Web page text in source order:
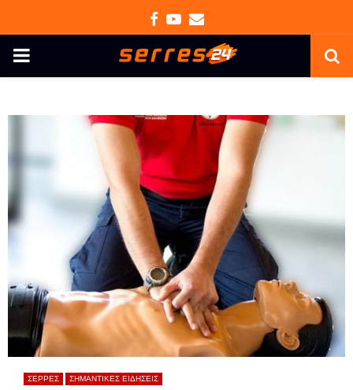
Facebook
Youtube
Email
PRIMARY
ΣΕΡΡΕΣ ΣΗΜΑΝΤΙΚΕΣ ΕΙΔΗΣΕΙΣ